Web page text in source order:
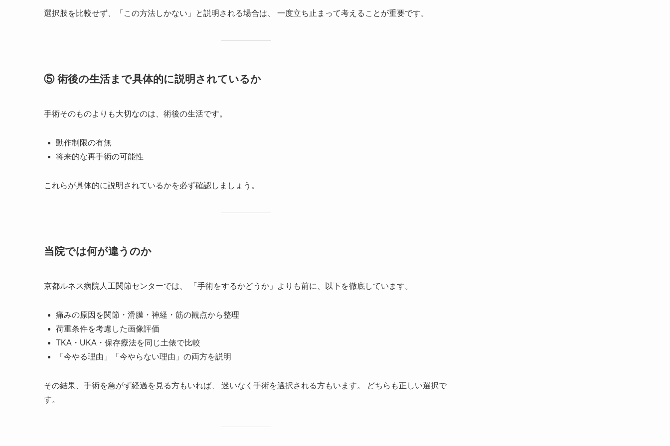
選択肢を比較せず、「この方法しかない」と説明される場合は、 一度立ち止まって考えることが重要です。
⑤ 術後の生活まで具体的に説明されているか
手術そのものよりも大切なのは、術後の生活です。
動作制限の有無
将来的な再手術の可能性
これらが具体的に説明されているかを必ず確認しましょう。
当院では何が違うのか
京都ルネス病院人工関節センターでは、 「手術をするかどうか」よりも前に、以下を徹底しています。
痛みの原因を関節・滑膜・神経・筋の観点から整理
荷重条件を考慮した画像評価
TKA・UKA・保存療法を同じ土俵で比較
「今やる理由」「今やらない理由」の両方を説明
その結果、手術を急がず経過を見る方もいれば、 迷いなく手術を選択される方もいます。 どちらも正しい選択で
す。